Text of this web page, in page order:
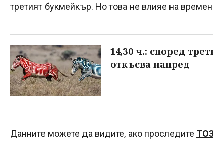
третият букмейкър. Но това не влияе на
14,30 ч.: според
откъсва напред
Данните можете да видите, ако проследите